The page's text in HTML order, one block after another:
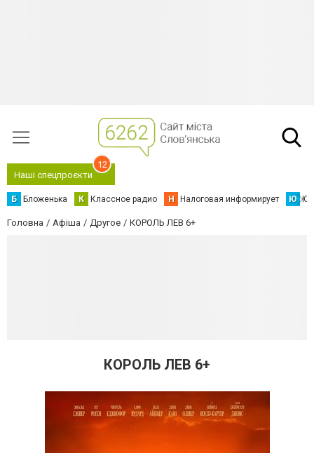
Наші спецпроєкти
12
Б Бложенька К Классное радио Н Налоговая информирует Ю
Головна Афіша Другое КОРОЛЬ ЛЕВ 6+
КОРОЛЬ ЛЕВ 6+